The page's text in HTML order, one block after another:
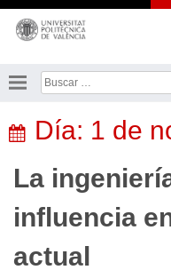
Saltar
contenido
Buscar:
Día: 1 de
La
influencia
actual